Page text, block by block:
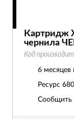
Картридж
чернила
Код
6 месяцев
Ресурс
Сообщить